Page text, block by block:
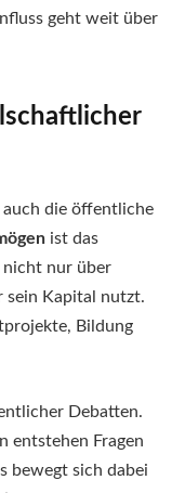
geht weit über
die öffentliche
ist das
nicht nur über
sein Kapital nutzt.
Bildung
Debatten.
entstehen Fragen
bewegt sich dabei